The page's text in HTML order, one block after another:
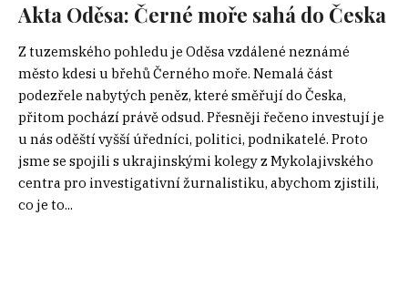
Akta Oděsa: Černé moře sahá do Česka
Z tuzemského pohledu je Oděsa vzdálené neznámé
město kdesi u břehů Černého moře. Nemalá část
podezřele nabytých peněz, které směřují do Česka,
přitom pochází právě odsud. Přesněji řečeno investují je
u nás oděští vyšší úředníci, politici, podnikatelé. Proto
jsme se spojili s ukrajinskými kolegy z Mykolajivského
centra pro investigativní žurnalistiku, abychom zjistili,
co je to...